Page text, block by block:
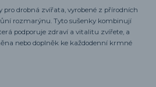
pro drobná zvířata, vyrobené z přírodních
rozmarýnu. Tyto sušenky kombinují
podporuje zdraví a vitalitu zvířete, a
nebo doplněk ke každodenní krmné